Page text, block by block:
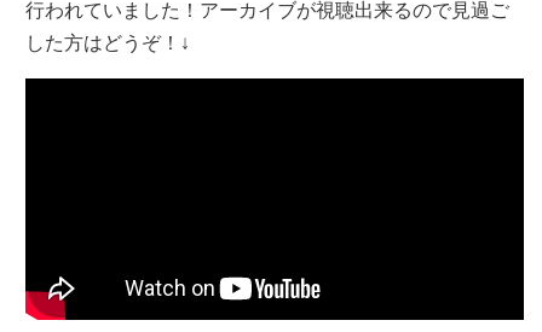
行われていました！アーカイブが視聴出来るので見過ご
した方はどうぞ！↓